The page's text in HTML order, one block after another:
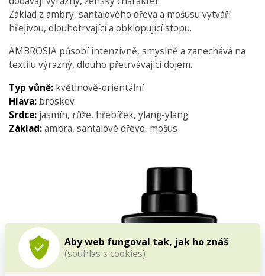
Aby web fungoval tak, jak ho znáš
(souhlas s cookies)
Základ z ambry, santalového dřeva a mošusu vytváří
hřejivou, dlouhotrvající a obklopující stopu.
AMBROSIA působí intenzivně, smyslně a zanechává na
textilu výrazný, dlouho přetrvávající dojem.
Typ vůně: květinově-orientální
Hlava: broskev
Srdce: jasmín, růže, hřebíček, ylang-ylang
Základ:ambra, santalové dřevo, mošus